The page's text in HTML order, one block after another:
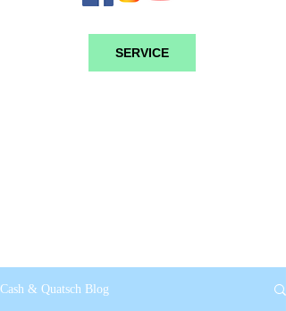
SERVICE
Cash & Quatsch Blog